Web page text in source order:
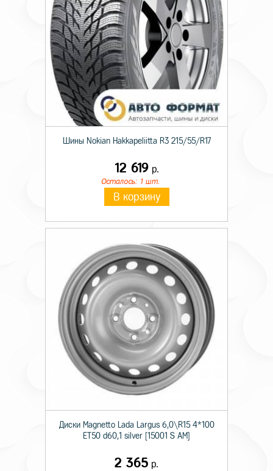
Шины Nokian Hakkapeliitta R3 215/55/R17
12 619р.
Осталось: 1 шт.
В корзину
Диски Magnetto Lada Largus 6,0\R15 4*100
ET50 d60,1 silver [15001 S AM]
2 365 р.